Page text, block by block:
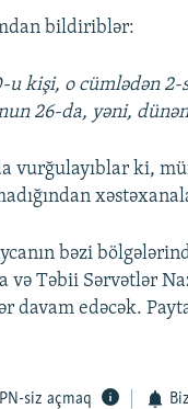
bildiriblər:
u kişi, o cümlədən 2-
26-da, yəni,
vurğulayıblar ki,
bəzi
və Təbii Sərvətlər
davam edəcək.
siz açmaq